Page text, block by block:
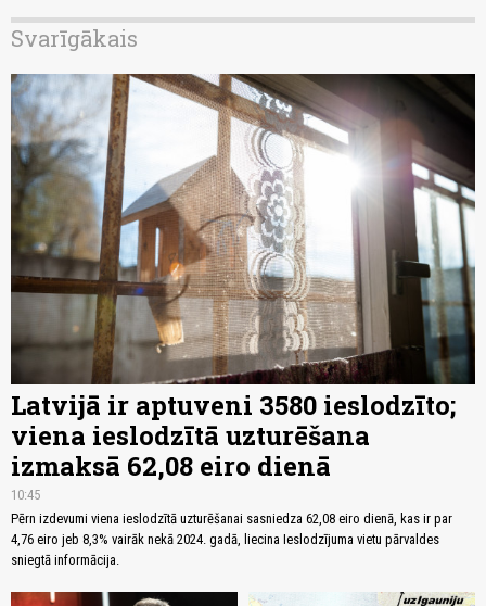
Svarīgākais
Latvijā ir aptuveni 3580 ieslodzīto;
viena ieslodzītā uzturēšana
izmaksā 62,08 eiro dienā
10:45
Pērn izdevumi viena ieslodzītā uzturēšanai sasniedza 62,08 eiro dienā, kas ir par
4,76 eiro jeb 8,3% vairāk nekā 2024. gadā, liecina Ieslodzījuma vietu pārvaldes
sniegtā informācija.